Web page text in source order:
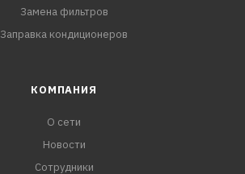
Замена фильтров
Заправка кондиционеров
КОМПАНИЯ
О сети
Новости
Сотрудники